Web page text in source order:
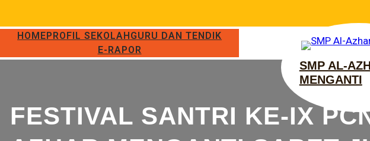
HOME PROFIL SEKOLAH GURU DAN TENDIK
E-RAPOR
SMP AL-
MENGANTI
FESTIVAL SANTRI KE-IX